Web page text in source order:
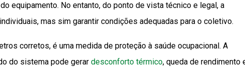
equipamento. No entanto, do ponto de vista técnico e legal, a
mas sim garantir condições adequadas para o coletivo.
corretos, é uma medida de proteção à saúde ocupacional. A
do sistema pode gerar desconforto térmico, queda de rendimento